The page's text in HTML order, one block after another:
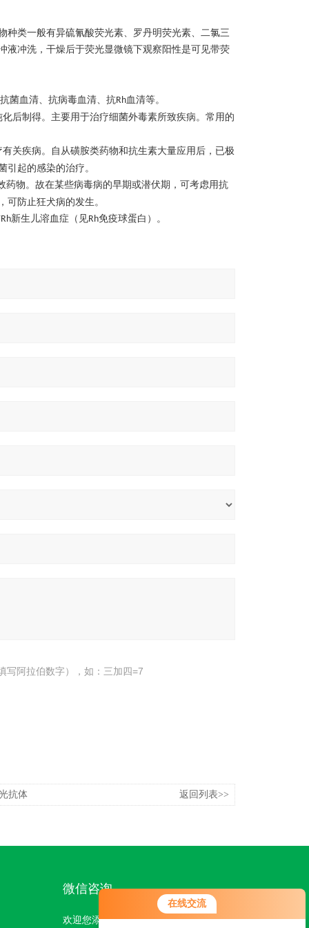
在线交流
种类一般有异硫氰酸荧光素、罗丹明荧光素、二氯三
液冲洗，干燥后于荧光显微镜下观察阳性是可见带荧
菌血清、抗病毒血清、抗Rh血清等。
后制得。主要用于治疗细菌外毒素所致疾病。常用的
关疾病。自从磺胺类药物和抗生素大量应用后，已极
起的感染的治疗。
物。故在某些病毒病的早期或潜伏期，可考虑用抗
防止狂犬病的发生。
Rh新生儿溶血症（见Rh免疫球蛋白）。
写阿拉伯数字），如：三加四=7
抗体 返回列表>>
微信咨询
欢迎您添加我们的微信号了解更多信息：